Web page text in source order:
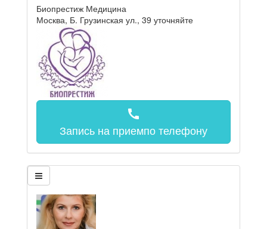
Биопрестиж Медицина
Москва, Б. Грузинская ул., 39 уточняйте
call
Запись на приемпо телефону